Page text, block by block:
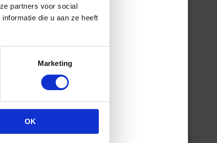
partners voor social
die u aan ze heeft
Marketing
OK